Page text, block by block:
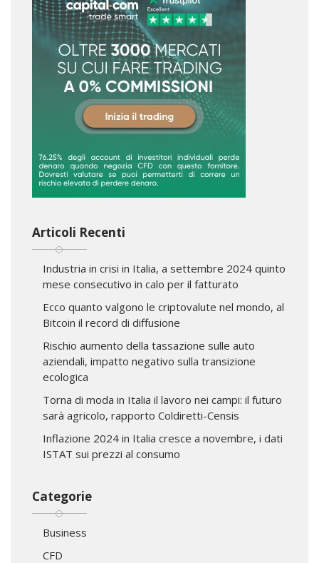
Articoli Recenti
Industria in crisi in Italia, a settembre 2024 quinto
mese consecutivo in calo per il fatturato
Ecco quanto valgono le criptovalute nel mondo, al
Bitcoin il record di diffusione
Rischio aumento della tassazione sulle auto
aziendali, impatto negativo sulla transizione
ecologica
Torna di moda in Italia il lavoro nei campi: il futuro
sarà agricolo, rapporto Coldiretti-Censis
Inflazione 2024 in Italia cresce a novembre, i dati
ISTAT sui prezzi al consumo
Categorie
Business
CFD